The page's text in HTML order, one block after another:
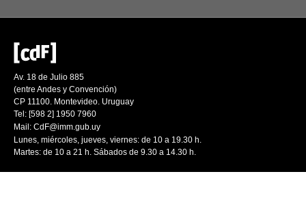
Av. 18 de Julio 885
(entre Andes y Convención)
CP 11100. Montevideo. Uruguay
Tel: [598 2] 1950 7960
Mail: CdF@imm.gub.uy
Lunes, miércoles, jueves, viernes: de 10 a 19.30 h.
Martes: de 10 a 21 h. Sábados de 9.30 a 14.30 h.